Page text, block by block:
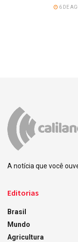
6 DE
A notícia que você
Editorias
Brasil
Mundo
Agricultura